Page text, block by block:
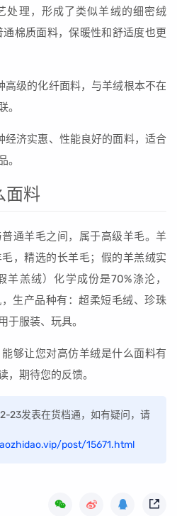
处理，形成了类似羊绒的细密绒
棉质面料，保暖性和舒适度也更
级的化纤面料，与羊绒根本不在
。
经济实惠、性能良好的面料，适合
。
面料
通羊毛之间，属于高级羊毛。羊
，精选的长羊毛；假的羊羔绒实
羔绒）化学成份是70%涤沦，
生产品种有：超柔短毛绒、珍珠
于服装、玩具。
够让您对高仿羊绒是什么面料有
，期待您的反馈。
23发表在货档通，如有疑问，请
post/15671.html